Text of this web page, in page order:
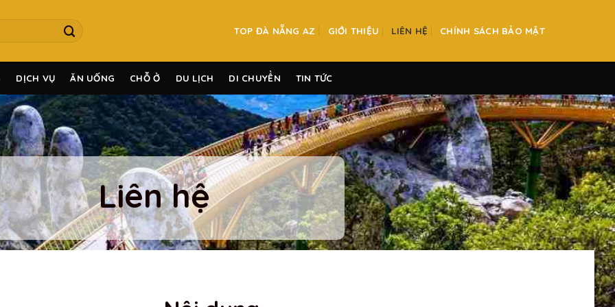
TOP ĐÀ NẴNG AZ GIỚI THIỆU LIÊN HỆ CHÍNH SÁCH BẢO MẬT
DỊCH VỤ ĂN UỐNG CHỖ Ở DU LỊCH DI CHUYỂN TIN TỨC
Liên hệ